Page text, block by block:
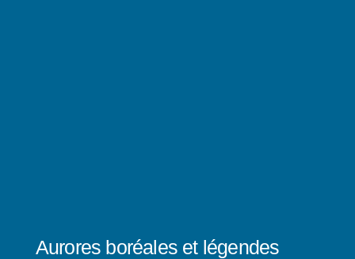
Aurores boréales et légendes